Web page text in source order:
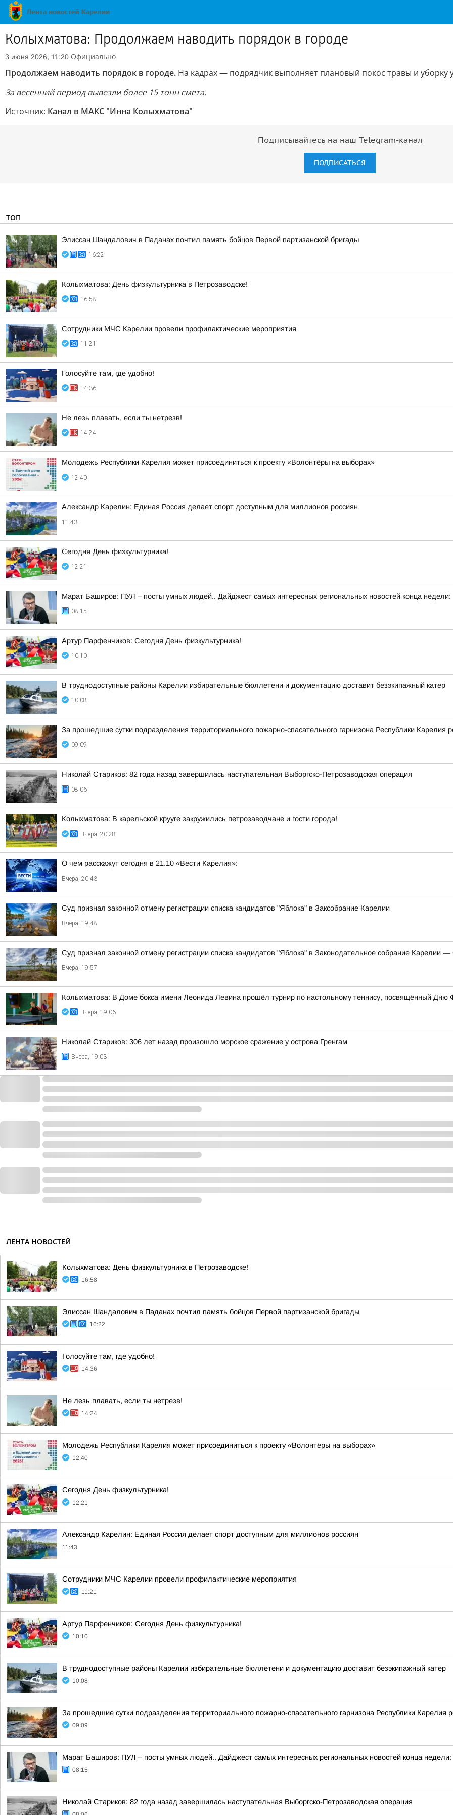
Колыхматова: Продолжаем наводить порядок в городе
3 июня 2026, 11:20 Официально
Продолжаем наводить порядок в городе. На кадрах — подрядчик выполняет плановый покос травы и уборку
За весенний период вывезли более 15 тонн смета.
Источник: Канал в МАКС "Инна Колыхматова"
Подписывайтесь на наш Telegram-канал
ПОДПИСАТЬСЯ
ТОП
Элиссан Шандалович в Паданах почтил память бойцов Первой партизанской бригады
16:22
Колыхматова: День физкультурника в Петрозаводске!
16:58
Сотрудники МЧС Карелии провели профилактические мероприятия
11:21
Голосуйте там, где удобно!
14:36
Не лезь плавать, если ты нетрезв!
14:24
Молодежь Республики Карелия может присоединиться к проекту «Волонтёры на выборах»
12:40
Александр Карелин: Единая Россия делает спорт доступным для миллионов россиян
11:43
Сегодня День физкультурника!
12:21
Марат Баширов: ПУЛ – посты умных людей.. Дайджест самых интересных региональных новостей конца недели:
08:15
Артур Парфенчиков: Сегодня День физкультурника!
10:10
В труднодоступные районы Карелии избирательные бюллетени и документацию доставит безэкипажный катер
10:08
За прошедшие сутки подразделения территориального пожарно-спасательного гарнизона Республики Карелия
09:09
Николай Стариков: 82 года назад завершилась наступательная Выборгско-Петрозаводская операция
08:06
Колыхматова: В карельской крууге закружились петрозаводчане и гости города!
Вчера, 20:28
О чем расскажут сегодня в 21.10 «Вести Карелия»:
Вчера, 20:43
Суд признал законной отмену регистрации списка кандидатов "Яблока" в Заксобрание Карелии
Вчера, 19:48
Суд признал законной отмену регистрации списка кандидатов "Яблока" в Законодательное собрание Карелии
Вчера, 19:57
Колыхматова: В Доме бокса имени Леонида Левина прошёл турнир по настольному теннису, посвящённый Дню
Вчера, 19:06
Николай Стариков: 306 лет назад произошло морское сражение у острова Гренгам
Вчера, 19:03
ЛЕНТА НОВОСТЕЙ
Колыхматова: День физкультурника в Петрозаводске!
16:58
Элиссан Шандалович в Паданах почтил память бойцов Первой партизанской бригады
16:22
Голосуйте там, где удобно!
14:36
Не лезь плавать, если ты нетрезв!
14:24
Молодежь Республики Карелия может присоединиться к проекту «Волонтёры на выборах»
12:40
Сегодня День физкультурника!
12:21
Александр Карелин: Единая Россия делает спорт доступным для миллионов россиян
11:43
Сотрудники МЧС Карелии провели профилактические мероприятия
11:21
Артур Парфенчиков: Сегодня День физкультурника!
10:10
В труднодоступные районы Карелии избирательные бюллетени и документацию доставит безэкипажный катер
10:08
За прошедшие сутки подразделения территориального пожарно-спасательного гарнизона Республики Карелия
09:09
Марат Баширов: ПУЛ – посты умных людей.. Дайджест самых интересных региональных новостей конца недели:
08:15
Николай Стариков: 82 года назад завершилась наступательная Выборгско-Петрозаводская операция